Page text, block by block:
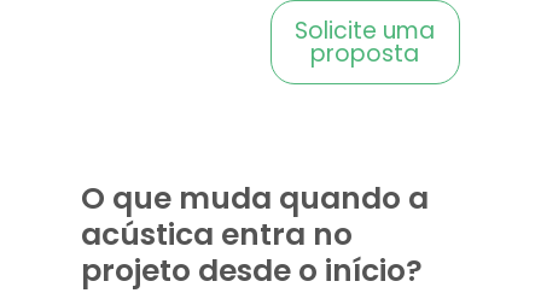
Solicite uma
proposta
O que muda quando a
acústica entra no
projeto desde o início?